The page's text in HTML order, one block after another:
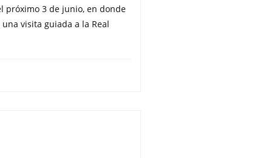
próximo 3 de junio, en donde
visita guiada a la Real